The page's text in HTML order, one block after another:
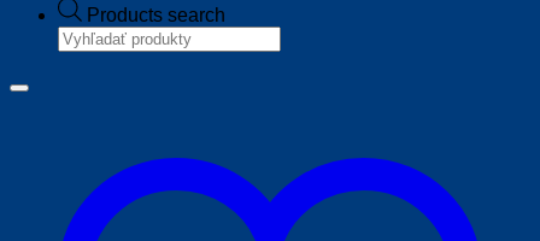
Products search